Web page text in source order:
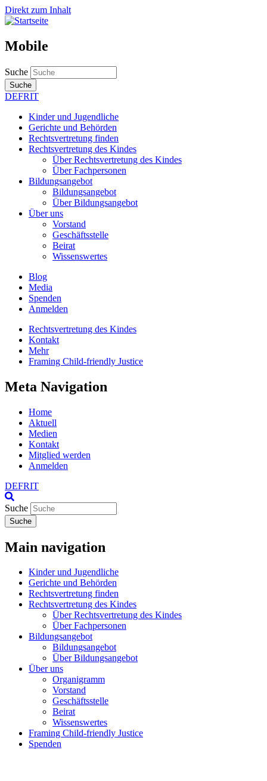
Direkt zum Inhalt
Mobile
Suche
Suche
DEFRIT
Kinder und Jugendliche
Gerichte und Behörden
Rechtsvertretung finden
Rechtsvertretung des Kindes
Über Rechtsvertretung des Kindes
Über Fachpersonen
Bildungsangebot
Bildungsangebot
Über Bildungsangebot
Über uns
Vorstand
Geschäftsstelle
Beirat
Wissenswertes
Blog
Media
Spenden
Anmelden
Rechtsvertretung des Kindes
Kontakt
Mehr
Framing Child-friendly Justice
Meta Navigation
Home
Aktuell
Medien
Kontakt
Mitglied werden
Anmelden
DEFRIT
Suche
Suche
Main navigation
Kinder und Jugendliche
Gerichte und Behörden
Rechtsvertretung finden
Rechtsvertretung des Kindes
Über Rechtsvertretung des Kindes
Über Fachpersonen
Bildungsangebot
Bildungsangebot
Über Bildungsangebot
Über uns
Organigramm
Vorstand
Geschäftsstelle
Beirat
Wissenswertes
Framing Child-friendly Justice
Spenden